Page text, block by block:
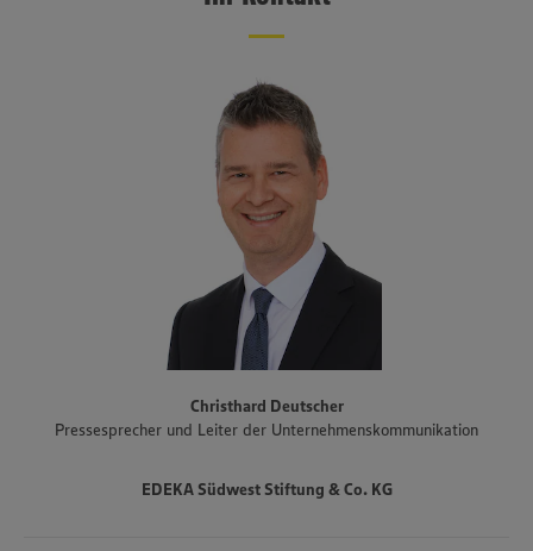
Hessens und Teile Bayerns. Zum Unternehmensverbund gehören
auch der Fleisch- und Wurstwarenhersteller EDEKA Südwest Fleisch
inklusive Produktionsstandort Schwarzwaldhof für Schwarzwälder
Schinken und geräucherte Produkte, die Bäckereigruppe Backkultur,
der Mineralbrunnen Schwarzwald-Sprudel, der Ortenauer
Weinkeller und der Fischwarenspezialist Frischkost. Einer der
Schwerpunkte des Sortiments der Märkte liegt auf Produkten aus
der Region. Im Rahmen der Regionalmarke „Unsere Heimat“
arbeitet EDEKA Südwest beispielsweise mit mehr als 1.500
Erzeugern und Lieferanten aus Bundesländern des Vertriebsgebiets
zusammen. Eine Auswahl an Partnerbetrieben der regionalen
Landwirtschaft im Überblick gibt es unter
Unternehmensverbund, inklusive des selbständigen Einzelhandels,
ist mit rund 47.000 Mitarbeitenden, darunter etwa 3.400
Arbeitgeber und Ausbilder in der Region. Insgesamt etwa 10.000
Mitarbeitende arbeiten an den Bedientheken für Fleisch und Wurst
Christhard Deutscher
Pressesprecher und Leiter der Unternehmenskommunikation
EDEKA Südwest Stiftung & Co. KG